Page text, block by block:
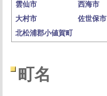
雲仙市
西海市
大村市
佐世保市
北松浦郡小値賀町
町名